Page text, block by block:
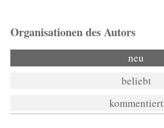
Organisationen des Autors
neu
beliebt
kommentiert